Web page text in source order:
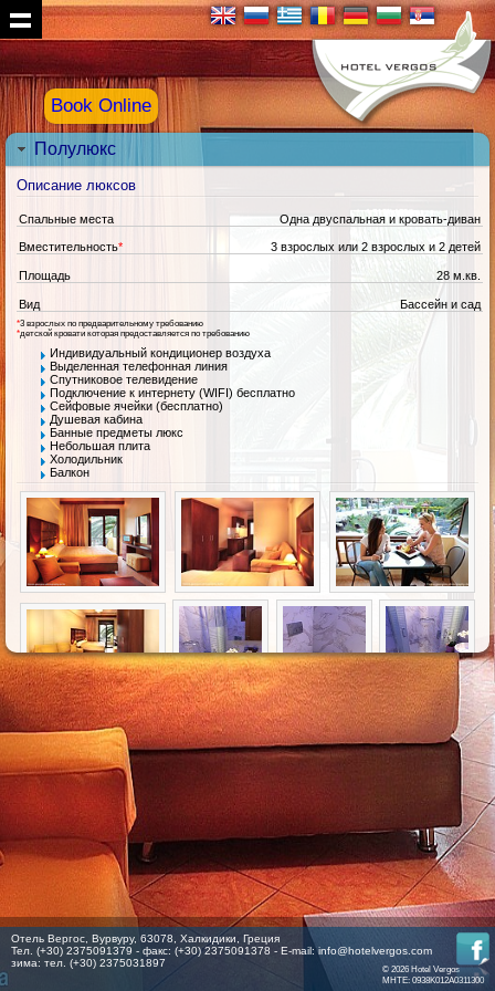
Book Online
Полулюкс
Описание люксов
Спальные места Одна двуспальная и кровать-диван
Вместительность* 3 взрослых или 2 взрослых и 2 детей
Площадь 28 м.кв.
Вид Бассейн и сад
*3 взрослых по предварительному требованию
*детской кровати которая предоставляется по требованию
Индивидуальный кондиционер воздуха
Выделенная телефонная линия
Спутниковое телевидение
Подключение к интернету (WIFI) бесплатно
Сейфовые ячейки (бесплатно)
Душевая кабина
Банные предметы люкс
Небольшая плита
Холодильник
Балкон
Отель Вергос, Вурвуру, 63078, Халкидики, Греция
Тел. (+30) 2375091379 - факс: (+30) 2375091378 - E-mail:info@hotelvergos.com
зима: тел. (+30) 2375031897
© 2026 Hotel Vergos
MHTE: 0938K012A0311300